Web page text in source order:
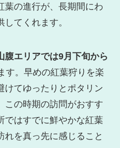
葉の進行が、長期間にわ
てくれます。
腹エリアでは9月下旬から
す。早めの紅葉狩りを楽
けてゆったりとポタリン
この時期の訪問がおすす
ではすでに鮮やかな紅葉
れを真っ先に感じること